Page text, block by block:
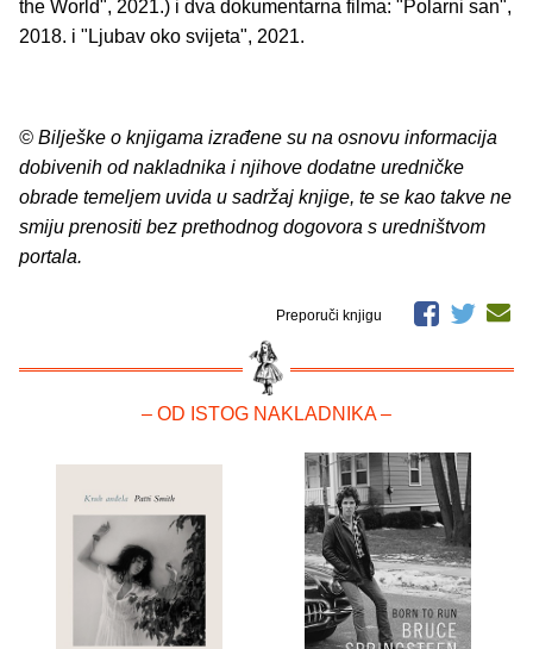
the World", 2021.) i dva dokumentarna filma: "Polarni san",
2018. i "Ljubav oko svijeta", 2021.
© Bilješke o knjigama izrađene su na osnovu informacija
dobivenih od nakladnika i njihove dodatne uredničke
obrade temeljem uvida u sadržaj knjige, te se kao takve ne
smiju prenositi bez prethodnog dogovora s uredništvom
portala.
Preporuči knjigu
– OD ISTOG NAKLADNIKA –